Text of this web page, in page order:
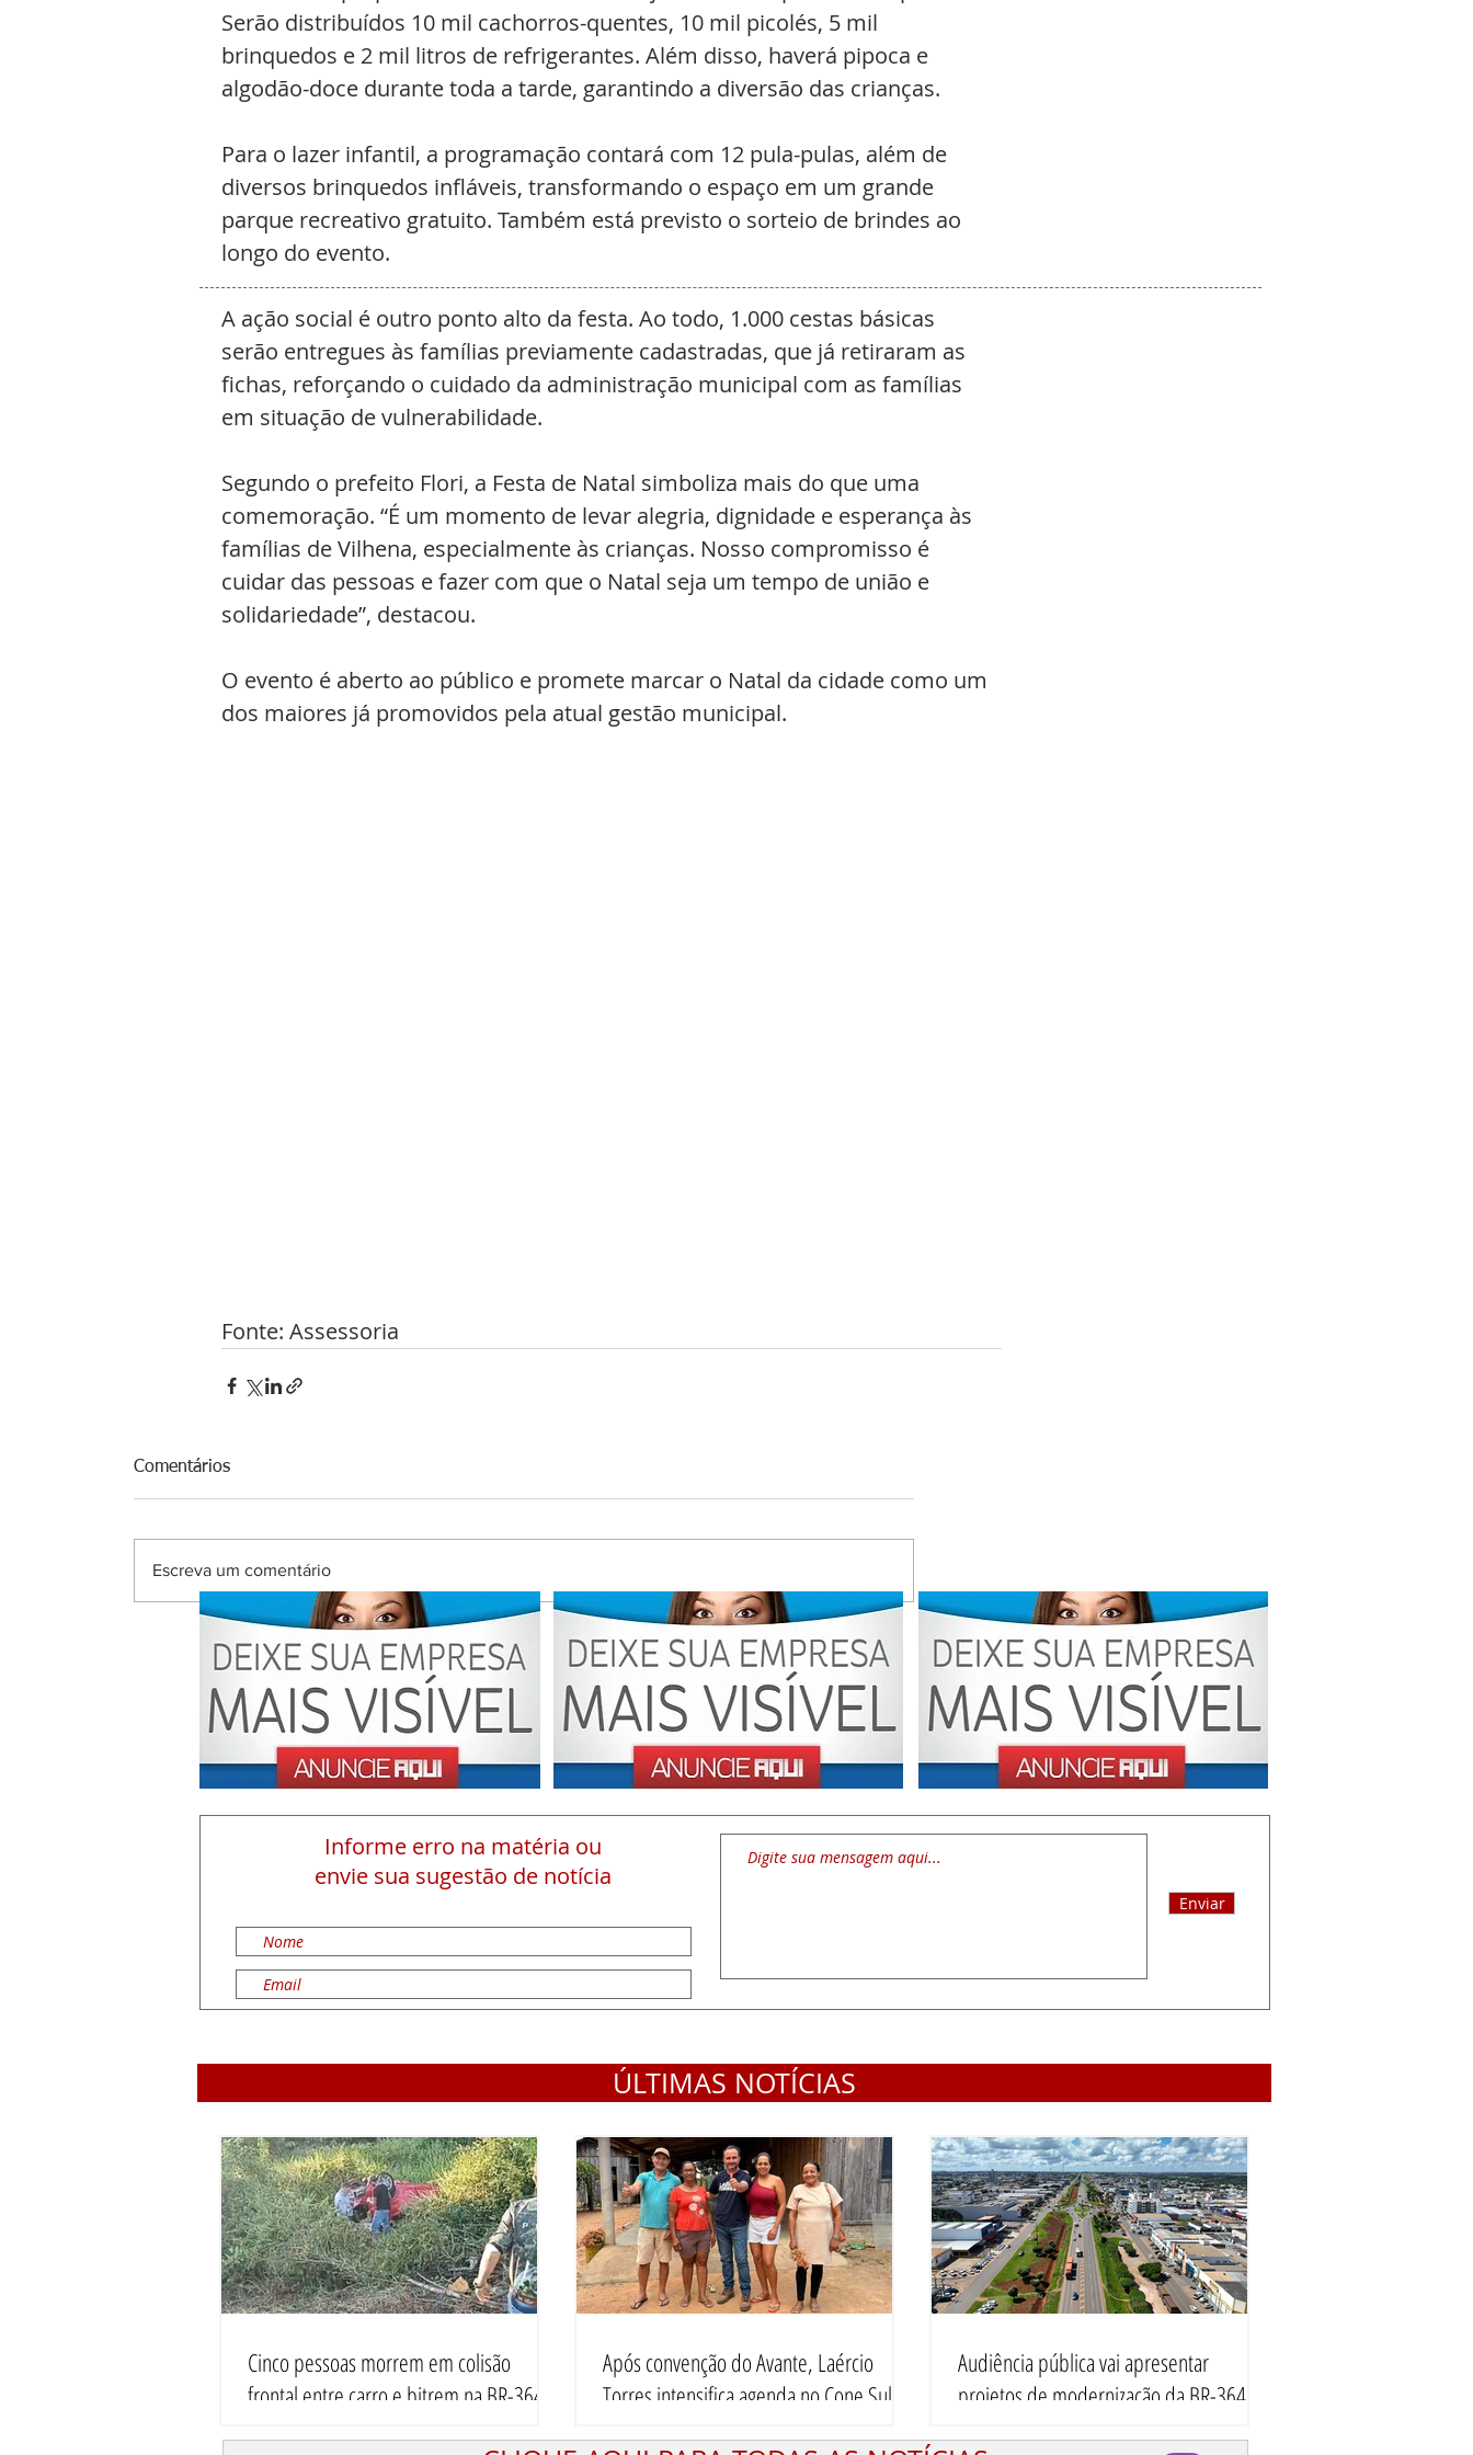
Serão distribuídos 10 mil cachorros-quentes, 10 mil picolés, 5 mil
brinquedos e 2 mil litros de refrigerantes. Além disso, haverá pipoca e
algodão-doce durante toda a tarde, garantindo a diversão das crianças.
Para o lazer infantil, a programação contará com 12 pula-pulas, além de
diversos brinquedos infláveis, transformando o espaço em um grande
parque recreativo gratuito. Também está previsto o sorteio de brindes ao
longo do evento.
A ação social é outro ponto alto da festa. Ao todo, 1.000 cestas básicas
serão entregues às famílias previamente cadastradas, que já retiraram as
fichas, reforçando o cuidado da administração municipal com as famílias
em situação de vulnerabilidade.
Segundo o prefeito Flori, a Festa de Natal simboliza mais do que uma
comemoração. “É um momento de levar alegria, dignidade e esperança às
famílias de Vilhena, especialmente às crianças. Nosso compromisso é
cuidar das pessoas e fazer com que o Natal seja um tempo de união e
solidariedade”, destacou.
O evento é aberto ao público e promete marcar o Natal da cidade como um
dos maiores já promovidos pela atual gestão municipal.
Fonte: Assessoria
Comentários
Escreva um comentário
Informe erro na matéria ou
envie sua sugestão de notícia
Enviar
ÚLTIMAS NOTÍCIAS
Cinco pessoas morrem em colisão
frontal entre carro e bitrem na BR-364,
Após convenção do Avante, Laércio
Torres intensifica agenda no Cone Sul e
Audiência pública vai apresentar
projetos de modernização da BR-364